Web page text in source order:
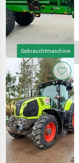
Gebrauchtmaschine